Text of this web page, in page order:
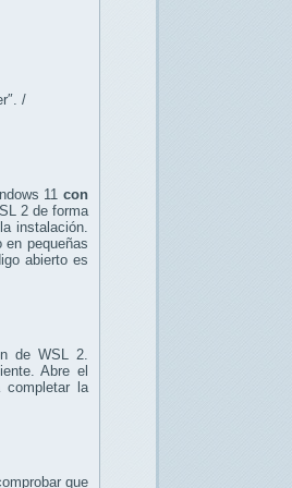
/
11 con
2 de forma
instalación.
pequeñas
abierto es
de WSL 2.
Abre el
completar la
que